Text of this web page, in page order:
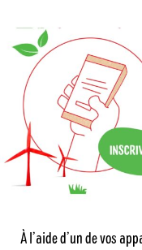
À l’aide d’un de vos